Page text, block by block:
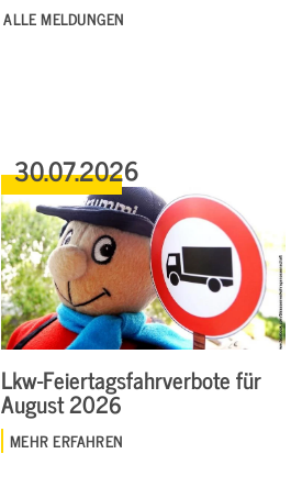
ALLE MELDUNGEN
30.07.2026
Lkw-Feiertagsfahrverbote für
August 2026
MEHR ERFAHREN